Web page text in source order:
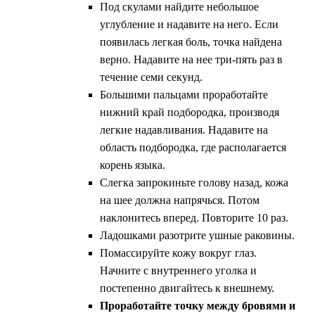
Под скулами найдите небольшое
углубление и надавите на него. Если
появилась легкая боль, точка найдена
верно. Надавите на нее три-пять раз в
течение семи секунд.
Большими пальцами проработайте
нижний край подбородка, производя
легкие надавливания. Надавите на
область подбородка, где располагается
корень языка.
Слегка запрокиньте голову назад, кожа
на шее должна напрячься. Потом
наклонитесь вперед. Повторите 10 раз.
Ладошками разотрите ушные раковины.
Помассируйте кожу вокруг глаз.
Начните с внутреннего уголка и
постепенно двигайтесь к внешнему.
Проработайте точку между бровями и